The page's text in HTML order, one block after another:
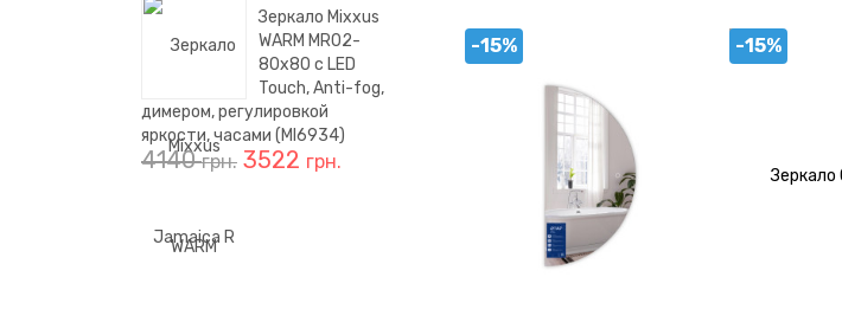
-15% -15%
Зеркало Mixxus
WARM MR02-
80x80 с LED
Touch, Anti-fog,
димером, регулировкой
яркости, часами (MI6934)
4140грн. 3522 грн.